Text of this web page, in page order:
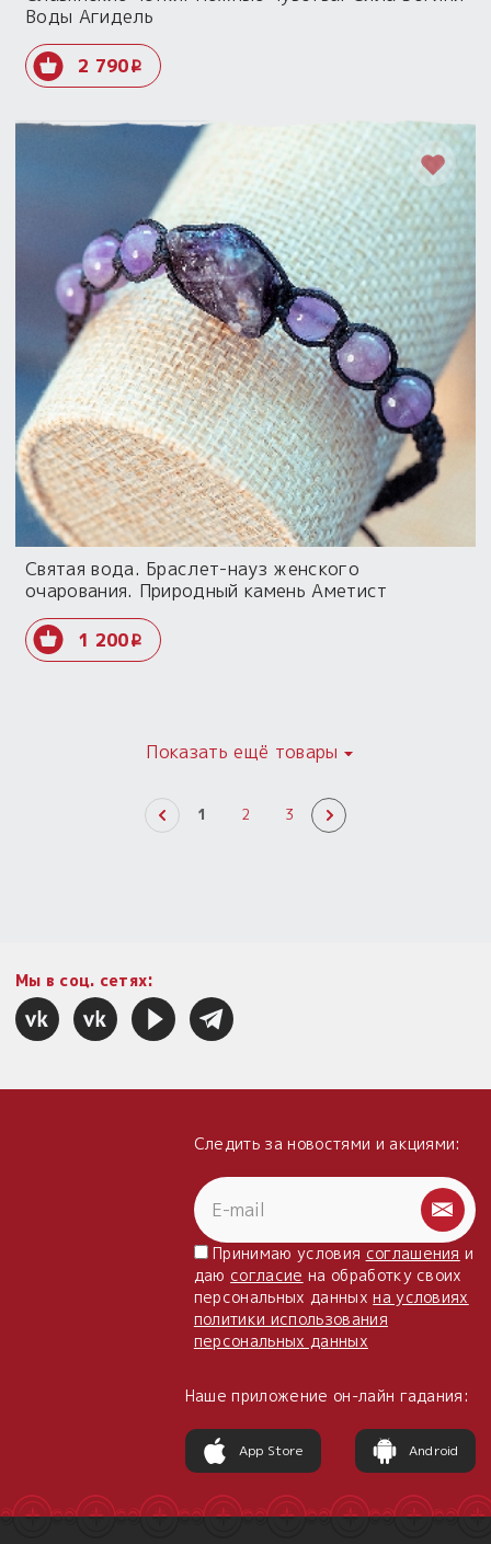
Воды Агидель
2 790i
Святая вода. Браслет-науз женского
очарования. Природный камень Аметист
1 200i
Показать ещё товары
1 2 3
Мы в соц. сетях:
Следить за новостями и акциями:
Принимаю условия соглашения и
даю согласие на обработку своих
персональных данныхна условиях
политики использования
персональных данных
Наше приложение он-лайн гадания:
App Store Android